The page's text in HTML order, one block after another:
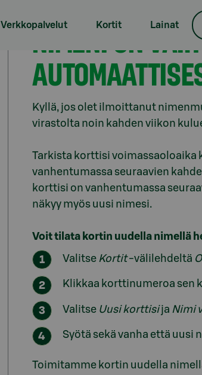
Verkkopalvelut Kortit Lainat
NIMENI ON
Kyllä, jos olet ilmoittanut
virastolta noin kahden viikon
Tarkista korttisi voimassaoloaika
vanhentumassa seuraavien
korttisi on vanhentumassa
näkyy myös uusi nimesi.
Voit tilata kortin uudella nimellä
ValitseKortit-välilehdeltä
Klikkaa korttinumeroa sen
Valitse Uusi korttisija Nimi
Syötä sekä vanha että uusi
Toimitamme kortin uudella